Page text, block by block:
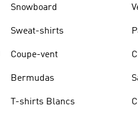
Snowboard
Sweat-shirts
Coupe-vent
Bermudas
T-shirts Blancs